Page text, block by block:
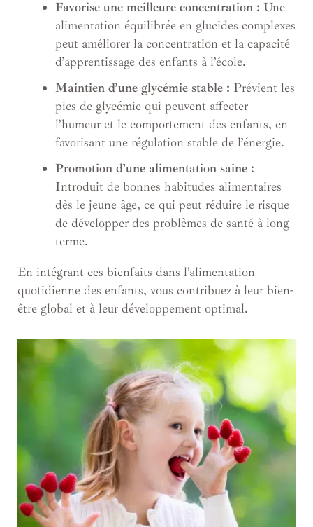
Favorise une meilleure concentration : Une
alimentation équilibrée en glucides complexes
peut améliorer la concentration et la capacité
d’apprentissage des enfants à l’école.
Maintien d’une glycémie stable : Prévient les
pics de glycémie qui peuvent affecter
l’humeur et le comportement des enfants, en
favorisant une régulation stable de l’énergie.
Promotion d’une alimentation saine :
Introduit de bonnes habitudes alimentaires
dès le jeune âge, ce qui peut réduire le risque
de développer des problèmes de santé à long
terme.
En intégrant ces bienfaits dans l’alimentation
quotidienne des enfants, vous contribuez à leur bien-
être global et à leur développement optimal.